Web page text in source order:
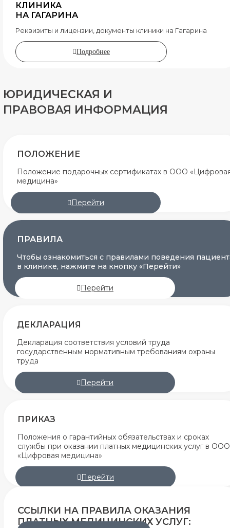
КЛИНИКА
НА ГАГАРИНА
Реквизиты и лицензии, документы клиники на Гагарина
Подробнее
ЮРИДИЧЕСКАЯ И
ПРАВОВАЯ ИНФОРМАЦИЯ
ПОЛОЖЕНИЕ
Положение подарочных сертификатах в ООО
медицина»
Перейти
ПРАВИЛА
Чтобы ознакомиться с правилами поведения
в клинике, нажмите на кнопку «Перейти»
Перейти
ДЕКЛАРАЦИЯ
Декларация соответствия условий труда
государственным нормативным требованиям охраны
труда
Перейти
ПРИКАЗ
Положения о гарантийных обязательствах и сроках
службы при оказании платных медицинских услуг в ООО
«Цифровая медицина»
Перейти
ССЫЛКИ НА ПРАВИЛА ОКАЗАНИЯ
ПЛАТНЫХ МЕДИЦИНСКИХ УСЛУГ: